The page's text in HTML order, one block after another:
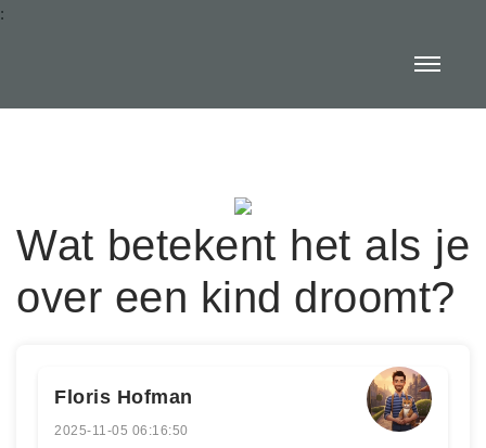
:
Wat betekent het als je
over een kind droomt?
Floris Hofman
2025-11-05 06:16:50